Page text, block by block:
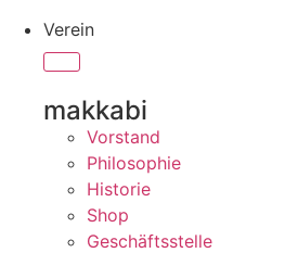
Verein
makkabi
Vorstand
Philosophie
Historie
Shop
Geschäftsstelle